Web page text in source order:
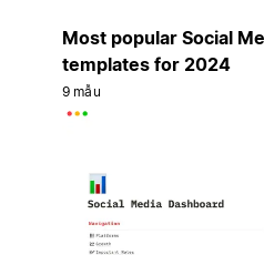
Most popular Social
templates for 2024
9 mẫu